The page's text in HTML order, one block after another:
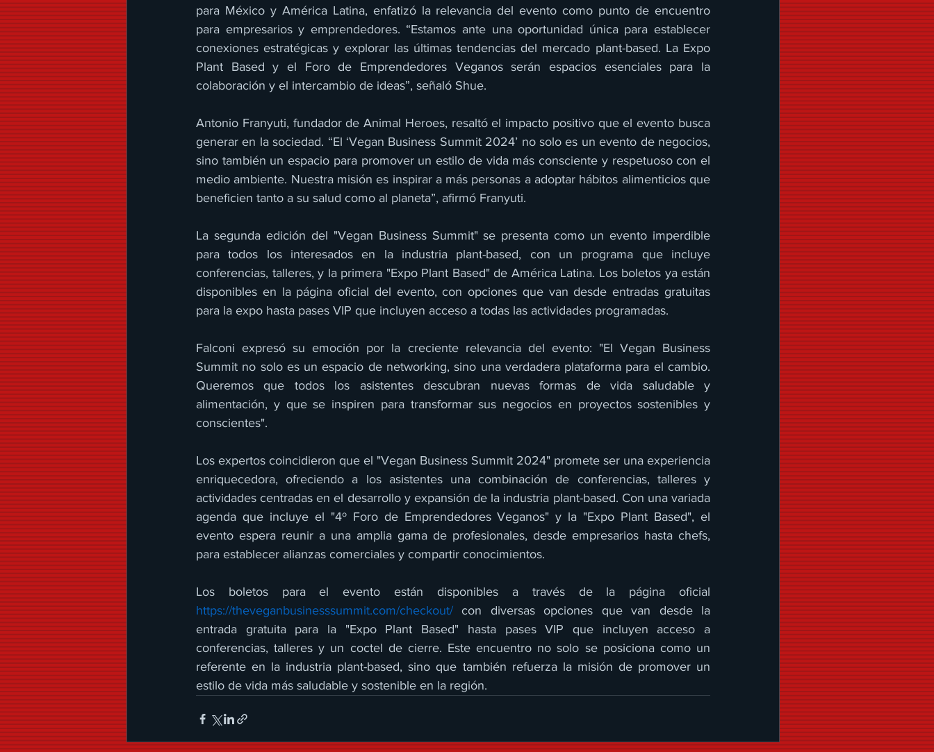
para México y América Latina, enfatizó la relevancia del evento como punto de encuentro
para empresarios y emprendedores. “Estamos ante una oportunidad única para establecer
conexiones estratégicas y explorar las últimas tendencias del mercado plant-based. La Expo
Plant Based y el Foro de Emprendedores Veganos serán espacios esenciales para la
colaboración y el intercambio de ideas”, señaló Shue.
Antonio Franyuti, fundador de Animal Heroes, resaltó el impacto positivo que el evento busca
generar en la sociedad. “El ‘Vegan Business Summit 2024’ no solo es un evento de negocios,
sino también un espacio para promover un estilo de vida más consciente y respetuoso con el
medio ambiente. Nuestra misión es inspirar a más personas a adoptar hábitos alimenticios que
beneficien tanto a su salud como al planeta”, afirmó Franyuti.
La segunda edición del "Vegan Business Summit" se presenta como un evento imperdible
para todos los interesados en la industria plant-based, con un programa que incluye
conferencias, talleres, y la primera "Expo Plant Based" de América Latina. Los boletos ya están
disponibles en la página oficial del evento, con opciones que van desde entradas gratuitas
para la expo hasta pases VIP que incluyen acceso a todas las actividades programadas.
Falconi expresó su emoción por la creciente relevancia del evento: "El Vegan Business
Summit no solo es un espacio de networking, sino una verdadera plataforma para el cambio.
Queremos que todos los asistentes descubran nuevas formas de vida saludable y
alimentación, y que se inspiren para transformar sus negocios en proyectos sostenibles y
conscientes".
Los expertos coincidieron que el "Vegan Business Summit 2024" promete ser una experiencia
enriquecedora, ofreciendo a los asistentes una combinación de conferencias, talleres y
actividades centradas en el desarrollo y expansión de la industria plant-based. Con una variada
agenda que incluye el "4º Foro de Emprendedores Veganos" y la "Expo Plant Based", el
evento espera reunir a una amplia gama de profesionales, desde empresarios hasta chefs,
para establecer alianzas comerciales y compartir conocimientos.
https://theveganbusinesssummit.com/checkout/ con diversas opciones que van desde la
entrada gratuita para la "Expo Plant Based" hasta pases VIP que incluyen acceso a
conferencias, talleres y un coctel de cierre. Este encuentro no solo se posiciona como un
referente en la industria plant-based, sino que también refuerza la misión de promover un
estilo de vida más saludable y sostenible en la región.